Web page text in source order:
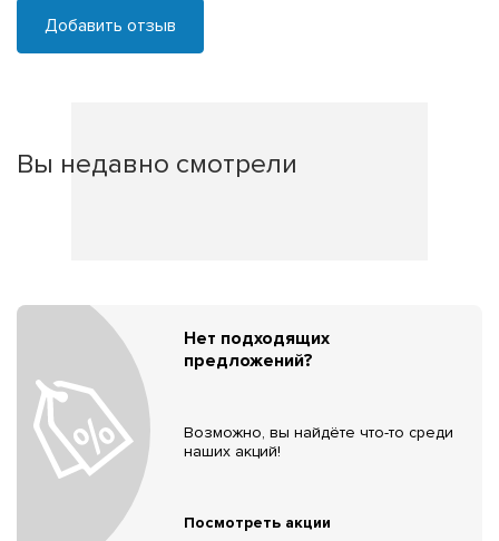
Добавить отзыв
Вы недавно смотрели
Нет подходящих
предложений?
Возможно, вы найдёте что-то среди
наших акций!
Посмотреть акции